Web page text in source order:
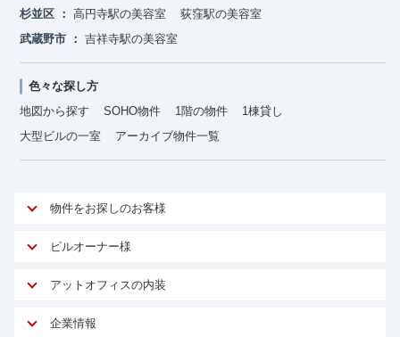
杉並区
高円寺駅の美容室
荻窪駅の美容室
武蔵野市
吉祥寺駅の美容室
色々な探し方
地図から探す
SOHO物件 1階の物件
1棟貸し
大型ビルの一室
アーカイブ物件一覧
物件をお探しのお客様
アットオフィスが選ばれる理由
ご契約者様インタビュー
オフィスお役立ちコラム
ビルオーナー様
オーナー様向けサービス
マイソク作成
アットオフィスの内装
サービス内容
企業情報